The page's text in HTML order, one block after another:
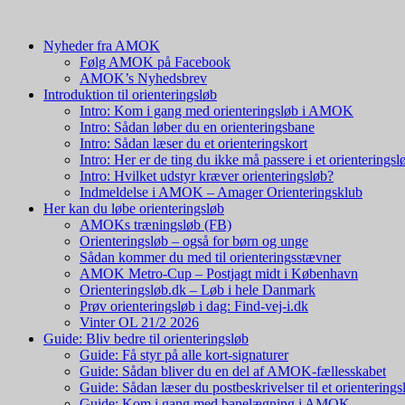
Nyheder fra AMOK
Følg AMOK på Facebook
AMOK’s Nyhedsbrev
Introduktion til orienteringsløb
Intro: Kom i gang med orienteringsløb i AMOK
Intro: Sådan løber du en orienteringsbane
Intro: Sådan læser du et orienteringskort
Intro: Her er de ting du ikke må passere i et
Intro: Hvilket udstyr kræver orienteringsløb?
Indmeldelse i AMOK – Amager Orienteringsklub
Her kan du løbe orienteringsløb
AMOKs træningsløb (FB)
Orienteringsløb – også for børn og unge
Sådan kommer du med til orienteringsstævner
AMOK Metro-Cup – Postjagt midt i København
Orienteringsløb.dk – Løb i hele Danmark
Prøv orienteringsløb i dag: Find-vej-i.dk
Vinter OL 21/2 2026
Guide: Bliv bedre til orienteringsløb
Guide: Få styr på alle kort-signaturer
Guide: Sådan bliver du en del af AMOK-fællesskabet
Guide: Sådan læser du postbeskrivelser til et